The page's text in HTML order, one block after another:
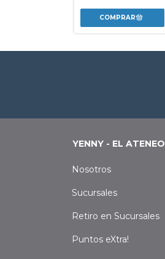
YENNY - EL ATENEO
Nosotros
Sucursales
Retiro en Sucursales
Puntos eXtra!